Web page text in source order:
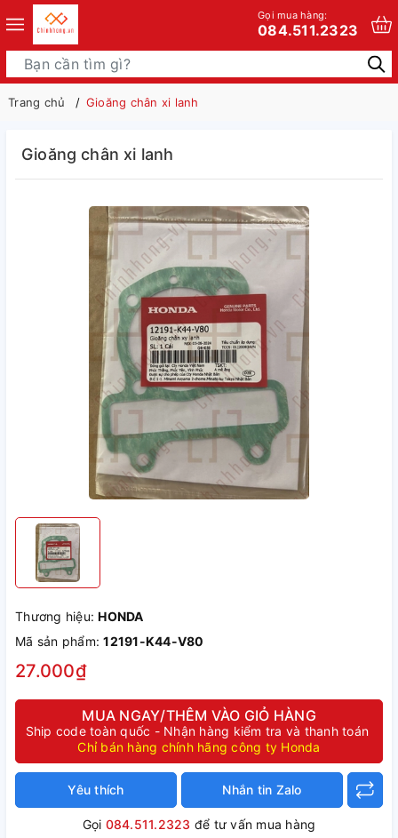
Gọi mua hàng:
084.511.2323
Trang chủ Gioăng chân xi lanh
Gioăng chân xi lanh
Thương hiệu:HONDA
Mã sản phẩm:12191-K44-V80
27.000₫
MUA NGAY/THÊM VÀO GIỎ HÀNG
Ship code toàn quốc - Nhận hàng kiểm tra và thanh toán
Chỉ bán hàng chính hãng công ty Honda
Yêu thích Nhắn tin Zalo
Gọi 084.511.2323 để tư vấn mua hàng